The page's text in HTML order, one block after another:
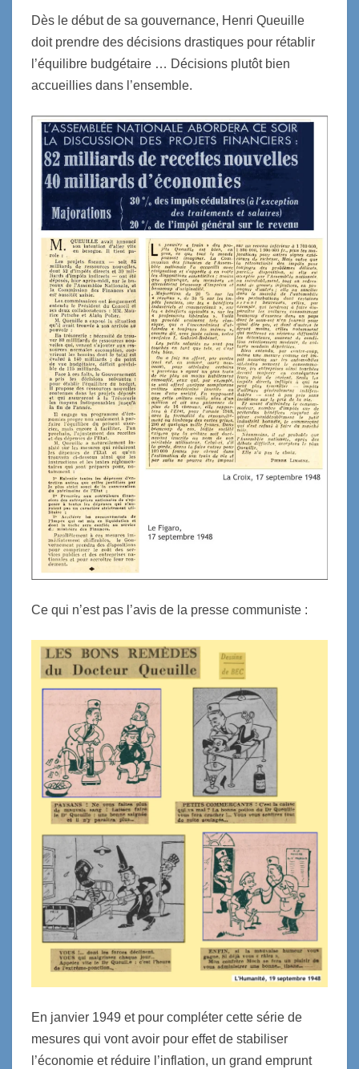
Dès le début de sa gouvernance, Henri Queuille
doit prendre des décisions drastiques pour rétablir
l’équilibre budgétaire … Décisions plutôt bien
accueillies dans l’ensemble.
Ce qui n’est pas l’avis de la presse communiste :
En janvier 1949 et pour compléter cette série de
mesures qui vont avoir pour effet de stabiliser
l’économie et réduire l’inflation, un grand emprunt